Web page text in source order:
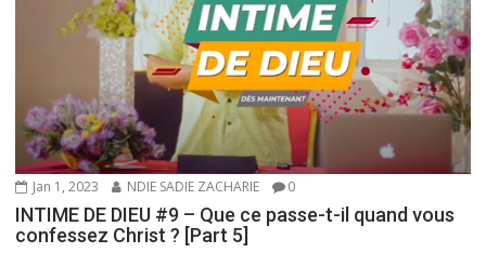
Jan 1, 2023 NDIE SADIE ZACHARIE 0
INTIME DE DIEU #9 – Que ce passe-t-il quand vous
confessez Christ ? [Part 5]